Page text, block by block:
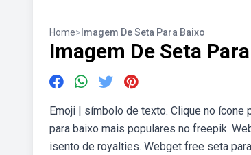
Home> Imagem De Seta Para Baixo
Imagem De Seta
Emoji | símbolo de texto. Clique no ícone
para baixo mais populares no freepik.
isento de royalties. Webget free seta